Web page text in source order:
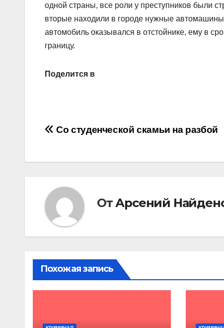
одной страны, все роли у преступников были
вторые находили в городе нужные
автомобиль оказывался в отстойнике, ему в
границу.
Поделится в
Навигация
Со студенческой скамьи на разбой
ОтАрсений
Похожая запись